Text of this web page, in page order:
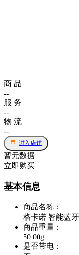
商品
--
服务
--
物流
--
进入店铺
暂无数据
立即购买
基本信息
商品名称 ：
格卡诺 智能蓝
商品重量 ：
50.00g
是否带电 ：